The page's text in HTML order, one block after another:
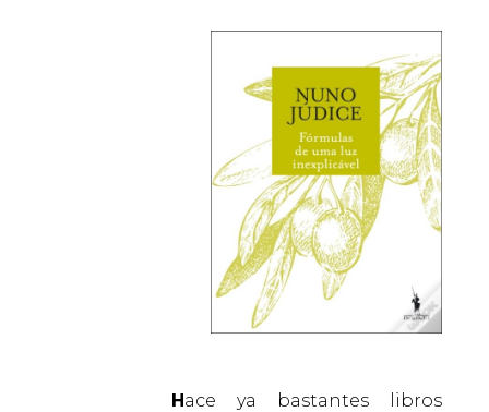
Hace ya bastantes libros